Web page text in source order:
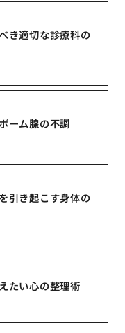
き適切な診療科の
ーム腺の不調
引き起こす身体の
たい心の整理術